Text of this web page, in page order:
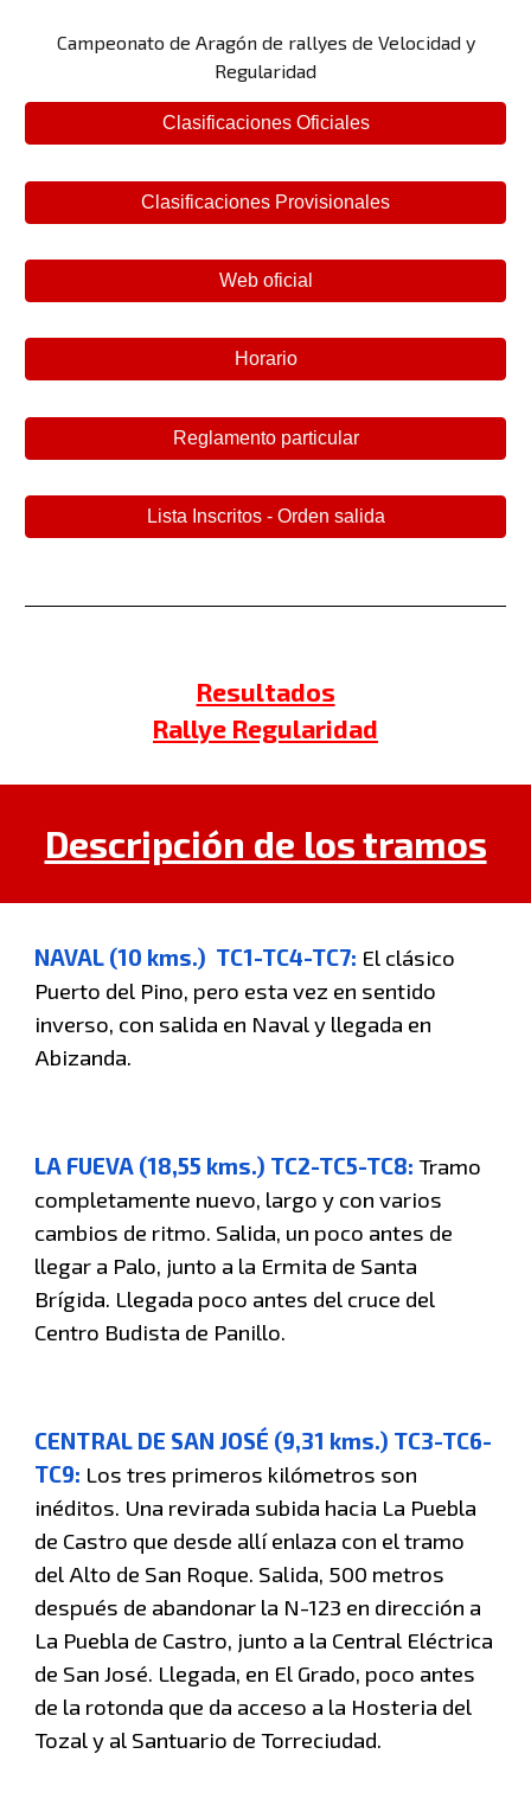
Campeonato de Aragón de rallyes de Velocidad y
Regularidad
Clasificaciones Oficiales
Clasificaciones Provisionales
Web oficial
Horario
Reglamento particular
Lista Inscritos - Orden salida
Resultados
Rallye Regularidad
Descripción de los tramos
NAVAL (10 kms.) TC1-TC4-TC7: El clásico
Puerto del Pino, pero esta vez en sentido
inverso, con salida en Naval y llegada en
Abizanda.
LA FUEVA (18,55 kms.) TC2-TC5-TC8:Tramo
completamente nuevo, largo y con varios
cambios de ritmo. Salida, un poco antes de
llegar a Palo, junto a la Ermita de Santa
Brígida. Llegada poco antes del cruce del
Centro Budista de Panillo.
CENTRAL DE SAN JOSÉ (9,31 kms.) TC3-TC6-
TC9: Los tres primeros kilómetros son
inéditos. Una revirada subida hacia La Puebla
de Castro que desde allí enlaza con el tramo
del Alto de San Roque. Salida, 500 metros
después de abandonar la N-123 en dirección a
La Puebla de Castro, junto a la Central Eléctrica
de San José. Llegada, en El Grado, poco antes
de la rotonda que da acceso a la Hosteria del
Tozal y al Santuario de Torreciudad.